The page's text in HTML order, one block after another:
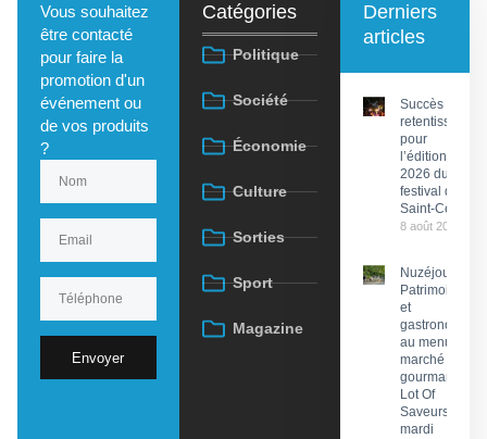
Vous souhaitez
être contacté
pour faire la
promotion d'un
événement ou
de vos produits
?
Envoyer
Catégories
Politique
Société
Économie
Culture
Sorties
Sport
Magazine
Derniers
articles
Succès
retentissant
pour
l’édition
2026 du
festival de
Saint-Céré
8 août 2026
Nuzéjouls :
Patrimoine
et
gastronomie
au menu du
marché
gourmand
Lot Of
Saveurs ce
mardi